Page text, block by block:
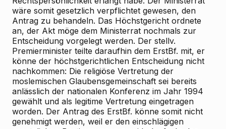
wäre somit gesetzlich verpflichtet gewesen, den
Antrag zu behandeln. Das Höchstgericht ordnete
an, der Akt möge dem Ministerrat nochmals zur
Entscheidung vorgelegt werden. Der stellv.
Premierminister teilte daraufhin dem ErstBf. mit, er
könne der höchstgerichtlichen Entscheidung nicht
nachkommen: Die religiöse Vertretung der
moslemischen Glaubensgemeinschaft sei bereits
anlässlich der nationalen Konferenz im Jahr 1994
gewählt und als legitime Vertretung eingetragen
worden. Der Antrag des ErstBf. könne somit nicht
genehmigt werden, weil er den einschlägigen